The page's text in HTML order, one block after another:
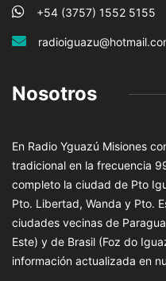
+54 (3757) 1552 5155
Nosotros
En Radio Yguazú Misiones
tradicional en la frecuencia
completo la ciudad de Pto
Pto. Libertad, Wanda y Pto.
ciudades vecinas de
Este) y de Brasil (Foz do
información actualizada en